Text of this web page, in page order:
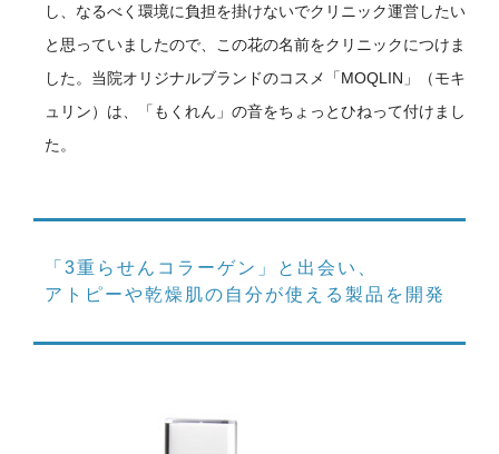
し、なるべく環境に負担を掛けないでクリニック運営したい
と思っていましたので、この花の名前をクリニックにつけま
した。当院オリジナルブランドのコスメ「MOQLIN」（モキ
ュリン）は、「もくれん」の音をちょっとひねって付けまし
た。
「3重らせんコラーゲン」と出会い、
アトピーや乾燥肌の自分が使える製品を開発